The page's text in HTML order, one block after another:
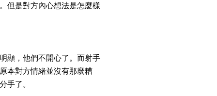
但是對方內心想法是怎麼樣
，他們不開心了。而射手
本對方情緒並沒有那麼糟
手了。